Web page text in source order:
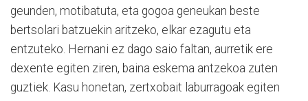
geunden, motibatuta, eta gogoa geneukan beste
bertsolari batzuekin aritzeko, elkar ezagutu eta
entzuteko. Hernani ez dago saio faltan, aurretik ere
dexente egiten ziren, baina eskema antzekoa zuten
guztiek. Kasu honetan, zertxobait laburragoak egiten